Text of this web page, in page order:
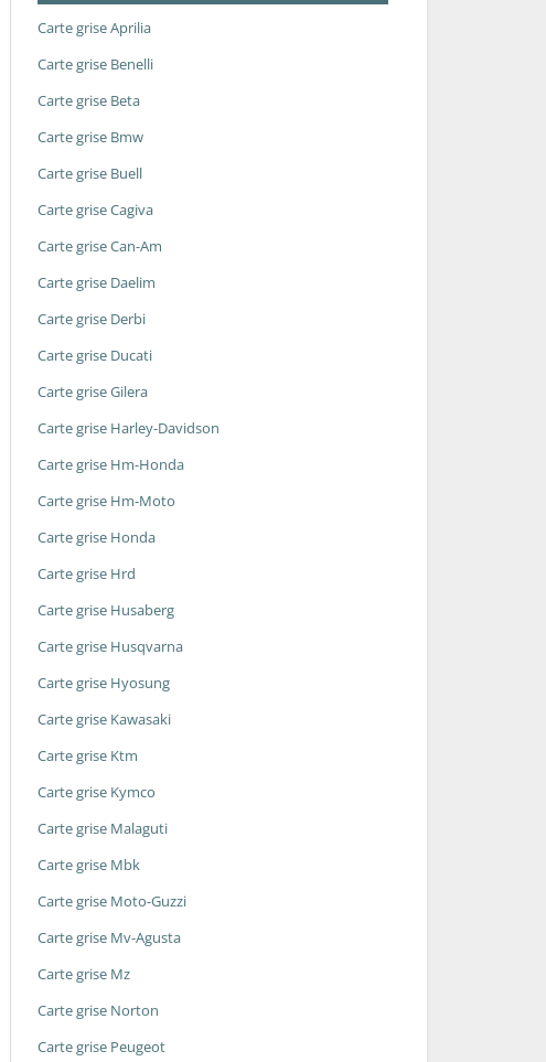
Carte grise Aprilia
Carte grise Benelli
Carte grise Beta
Carte grise Bmw
Carte grise Buell
Carte grise Cagiva
Carte grise Can-Am
Carte grise Daelim
Carte grise Derbi
Carte grise Ducati
Carte grise Gilera
Carte grise Harley-Davidson
Carte grise Hm-Honda
Carte grise Hm-Moto
Carte grise Honda
Carte grise Hrd
Carte grise Husaberg
Carte grise Husqvarna
Carte grise Hyosung
Carte grise Kawasaki
Carte grise Ktm
Carte grise Kymco
Carte grise Malaguti
Carte grise Mbk
Carte grise Moto-Guzzi
Carte grise Mv-Agusta
Carte grise Mz
Carte grise Norton
Carte grise Peugeot